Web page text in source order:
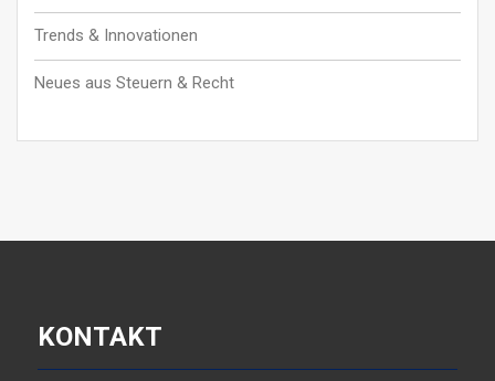
Trends & Innovationen
Neues aus Steuern & Recht
KONTAKT